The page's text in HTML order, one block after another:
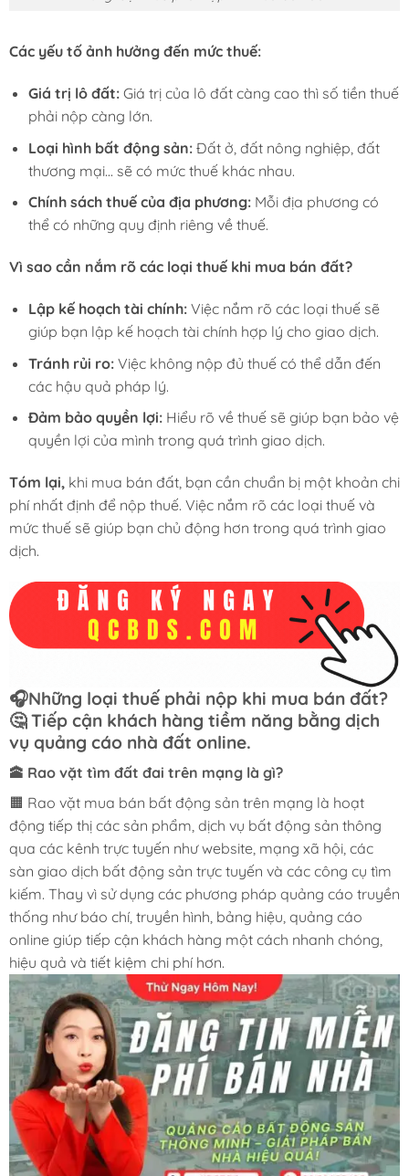
Các yếu tố ảnh hưởng đến mức thuế:
Giá trị lô đất:Giá trị của lô đất càng cao thì số tiền thuế
phải nộp càng lớn.
Loại hình bất động sản:Đất ở, đất nông nghiệp, đất
thương mại… sẽ có mức thuế khác nhau.
Chính sách thuế của địa phương:Mỗi địa phương có
thể có những quy định riêng về thuế.
Vì sao cần nắm rõ các loại thuế khi mua bán đất?
Lập kế hoạch tài chính:Việc nắm rõ các loại thuế sẽ
giúp bạn lập kế hoạch tài chính hợp lý cho giao dịch.
Tránh rủi ro:Việc không nộp đủ thuế có thể dẫn đến
các hậu quả pháp lý.
Đảm bảo quyền lợi:Hiểu rõ về thuế sẽ giúp bạn bảo vệ
quyền lợi của mình trong quá trình giao dịch.
Tóm lại, khi mua bán đất, bạn cần chuẩn bị một khoản chi
phí nhất định để nộp thuế. Việc nắm rõ các loại thuế và
mức thuế sẽ giúp bạn chủ động hơn trong quá trình giao
dịch.
🎧Những loại thuế phải nộp khi mua bán đất?
🤔 Tiếp cận khách hàng tiềm năng bằng dịch
vụ quảng cáo nhà đất online.
🕋 Rao vặt tìm đất đai trên mạng là gì?
🟧 Rao vặt mua bán bất động sản trên mạng là hoạt
động tiếp thị các sản phẩm, dịch vụ bất động sản thông
qua các kênh trực tuyến như website, mạng xã hội, các
sàn giao dịch bất động sản trực tuyến và các công cụ tìm
kiếm. Thay vì sử dụng các phương pháp quảng cáo truyền
thống như báo chí, truyền hình, bảng hiệu, quảng cáo
online giúp tiếp cận khách hàng một cách nhanh chóng,
hiệu quả và tiết kiệm chi phí hơn.